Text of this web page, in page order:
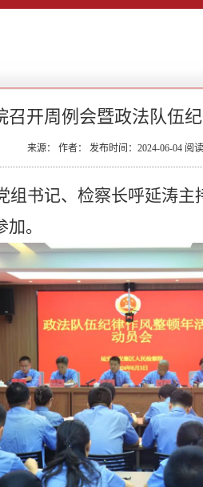
召开周例会暨政法队伍
来源： 作者： 发布时间：2024-06-04 阅读
组书记、检察长呼延涛
。